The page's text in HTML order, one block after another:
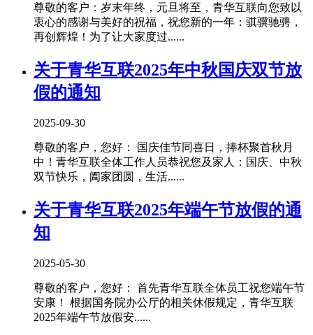
尊敬的客户：岁末年终，元旦将至，青华互联向您致以
衷心的感谢与美好的祝福，祝您新的一年：骐骥驰骋，
再创辉煌！为了让大家度过......
关于青华互联2025年中秋国庆双节放
假的通知
2025-09-30
尊敬的客户，您好： 国庆佳节同喜日，捧杯聚首秋月
中！青华互联全体工作人员恭祝您及家人：国庆、中秋
双节快乐，阖家团圆，生活......
关于青华互联2025年端午节放假的通
知
2025-05-30
尊敬的客户，您好： 首先青华互联全体员工祝您端午节
安康！ 根据国务院办公厅的相关休假规定，青华互联
2025年端午节放假安......